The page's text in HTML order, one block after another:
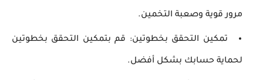
مرور قوية وصعبة التخمين.
تمكين التحقق بخطوتين: قم بتمكين التحقق بخطوتين
لحماية حسابك بشكل أفضل.